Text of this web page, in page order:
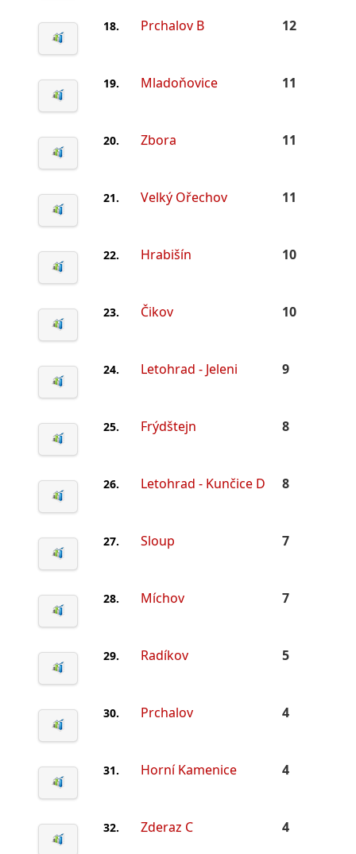
18. Prchalov B 12
19. Mladoňovice 11
20. Zbora 11
21. Velký Ořechov 11
22. Hrabišín 10
23. Čikov 10
24. Letohrad - Jeleni 9
25. Frýdštejn 8
26. Letohrad - Kunčice D 8
27. Sloup 7
28. Míchov 7
29. Radíkov 5
30. Prchalov 4
31. Horní Kamenice 4
32. Zderaz C 4